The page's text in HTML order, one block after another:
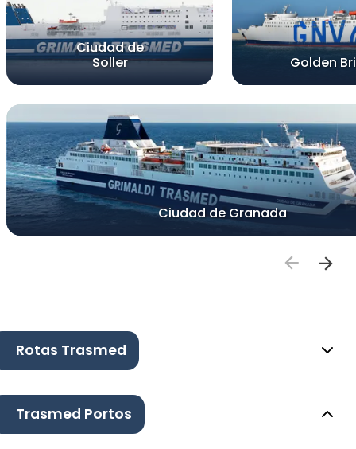
Ciudad de
Soller
Golden
Ciudad de Granada
Rotas Trasmed
Trasmed Portos